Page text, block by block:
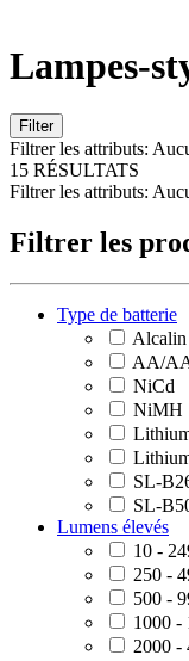
Lampes-
Filter
Filtrer les attributs:
15 RÉSULTATS
Filtrer les attributs:
Filtrer les
Type de batterie
AA/
NiCd
NiMH
SL-
SL-
Lumens élevés
10 -
250 -
500 -
1000 -
2000 -